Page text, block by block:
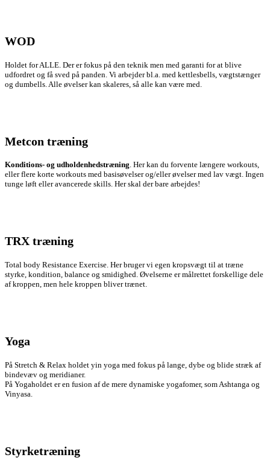
WOD
Holdet for ALLE. Der er fokus på den teknik men med garanti for at blive
udfordret og få sved på panden. Vi arbejder bl.a. med kettlesbells, vægtstænger
og dumbells. Alle øvelser kan skaleres, så alle kan være med.
Metcon træning
Konditions- og udholdenhedstræning. Her kan du forvente længere workouts,
eller flere korte workouts med basisøvelser og/eller øvelser med lav vægt. Ingen
tunge løft eller avancerede skills. Her skal der bare arbejdes!
TRX træning
Total body Resistance Exercise. Her bruger vi egen kropsvægt til at træne
styrke, kondition, balance og smidighed. Øvelserne er målrettet forskellige dele
af kroppen, men hele kroppen bliver trænet.
Yoga
På Stretch & Relax holdet yin yoga med fokus på lange, dybe og blide stræk af
bindevæv og meridianer.
På Yogaholdet er en fusion af de mere dynamiske yogafomer, som Ashtanga og
Vinyasa.
Styrketræning